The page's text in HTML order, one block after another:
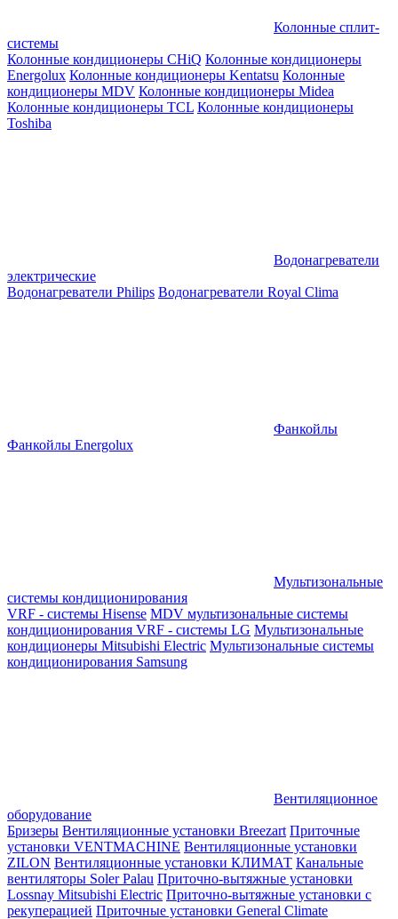
Колонные сплит-
системы
Колонные кондиционеры CHiQ Колонные кондиционеры
Energolux Колонные кондиционеры Kentatsu Колонные
кондиционеры MDV Колонные кондиционеры Midea
Колонные кондиционеры TCL Колонные кондиционеры
Toshiba
Водонагреватели
электрические
Водонагреватели Philips Водонагреватели Royal Clima
Фанкойлы
Фанкойлы Energolux
Мультизональные
системы кондиционирования
VRF - системы Hisense MDV мультизональные системы
кондиционирования VRF - системы LG Мультизональные
кондиционеры Mitsubishi Electric Мультизональные системы
кондиционирования Samsung
Вентиляционное
оборудование
Бризеры Вентиляционные установки Breezart Приточные
установки VENTMACHINE Вентиляционные установки
ZILON Вентиляционные установки КЛИМАТ Канальные
вентиляторы Soler Palau Приточно-вытяжные установки
Lossnay Mitsubishi Electric Приточно-вытяжные установки с
рекуперацией Приточные установки General Climate